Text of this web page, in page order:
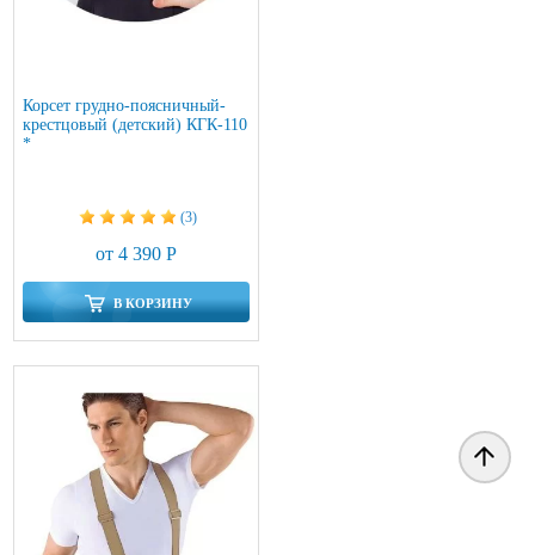
Корсет грудно-поясничный-
крестцовый (детский) КГК-110
*
(3)
от 4 390 Р
В КОРЗИНУ